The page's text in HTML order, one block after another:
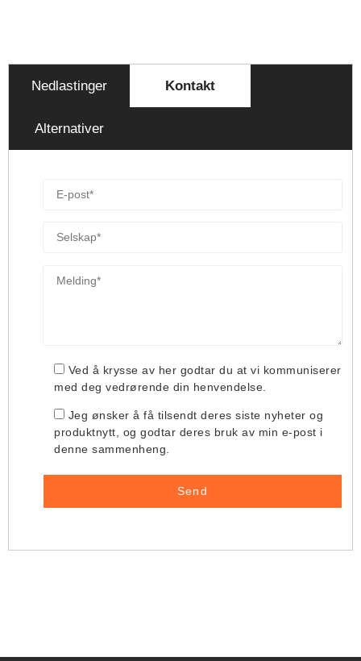
Nedlastinger Kontakt
Alternativer
Ved å krysse av her godtar du at vi kommuniserer
med deg vedrørende din henvendelse.
Jeg ønsker å få tilsendt deres siste nyheter og
produktnytt, og godtar deres bruk av min e-post i
denne sammenheng.